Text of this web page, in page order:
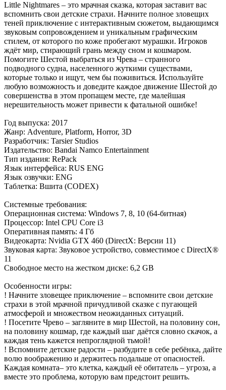
Little Nightmares – это мрачная сказка, которая заставит вас
вспомнить свои детские страхи. Начните полное зловещих
теней приключение с интерактивным сюжетом, выдающимся
звуковым сопровождением и уникальным графическим
стилем, от которого по коже пробегают мурашки. Игроков
ждёт мир, стирающий грань между сном и кошмаром.
Помогите Шестой выбраться из Чрева – странного
подводного судна, населенного жуткими существами,
которые только и ищут, чем бы поживиться. Используйте
любую возможность и доведите каждое движение Шестой до
совершенства в этом пропащем месте, где малейшая
нерешительность может привести к фатальной ошибке!
Год выпуска: 2017
Жанр: Adventure, Platform, Horror, 3D
Разработчик: Tarsier Studios
Издательство: Bandai Namco Entertainment
Тип издания: RePack
Язык интерфейса: RUS ENG
Язык озвучки: ENG
Таблетка: Вшита (CODEX)
Системные требования:
Операционная система: Windows 7, 8, 10 (64-битная)
Процессор: Intel CPU Core i3
Оперативная память: 4 Гб
Видеокарта: Nvidia GTX 460 (DirectX: Версии 11)
Звуковая карта: Звуковое устройство, совместимое с DirectX®
11
Свободное место на жестком диске: 6,2 GB
Особенности игры:
! Начните зловещее приключение – вспомните свои детские
страхи в этой мрачной причудливой сказке с пугающей
атмосферой и множеством неожиданных ситуаций.
! Посетите Чрево – загляните в мир Шестой, на половину сон,
на половину кошмар, где каждый шаг даётся словно скачок, а
каждая тень кажется непроглядной тьмой!
! Вспомните детские радости – разбудите в себе ребёнка, дайте
волю воображению и держитесь подальше от опасностей.
Каждая комната– это клетка, каждый её обитатель – угроза, а
вместе это проблема, которую вам предстоит решить.